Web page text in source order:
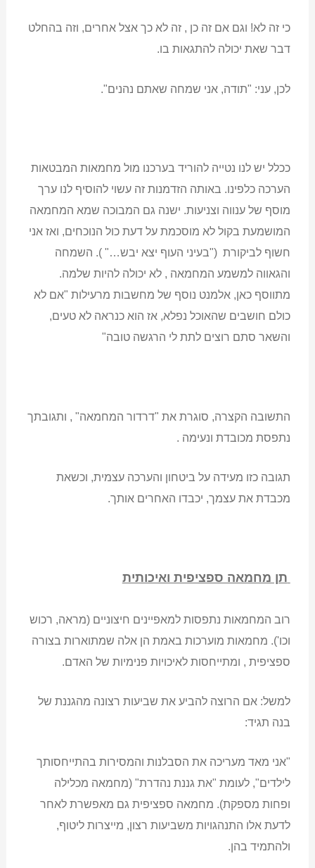
כי זה לא! וגם אם זה כן , זה לא כך אצל אחרים, וזה בהחלט
דבר שאת יכולה להתגאות בו.
לכן, עני: "תודה, אני שמחה שאתם נהנים".
ככלל יש לנו נטייה להוריד בערכנו מול מחמאות המבטאות
הערכה כלפינו. באותה הזדמנות זה עשוי להוסיף לנו ערך
מוסף של ענווה וצניעות. ישנה גם המבוכה שמא המחמאה
המושמעת בקול לא מוסכמת על דעת כול הנוכחים, ואז אני
חשוף לביקורת ("בעיני העוף יצא יבש…" ). השמחה
והגאווה למשמע המחמאה , לא יכולה להיות שלמה.
מתווסף כאן, אלמנט נוסף של מחשבות מרעילות "אם לא
כולם חושבים שהאוכל נפלא, אז הוא כנראה לא טעים,
והשאר סתם רוצים לתת לי הרגשה טובה"
התשובה הקצרה, סוגרת את "דרדור המחמאה" , ותגובתך
נתפסת מכובדת ונעימה .
תגובה כזו מעידה על ביטחון והערכה עצמית, וכשאת
מכבדת את עצמך, יכבדו האחרים אותך.
תן מחמאה ספציפית ואיכותית
רוב המחמאות נתפסות למאפיינים חיצוניים (מראה, רכוש
וכו'). מחמאות מוערכות באמת הן אלה שמתוארות בצורה
ספציפית , ומתייחסות לאיכויות פנימיות של האדם.
למשל: אם הרוצה להביע את שביעות רצונה מהגננת של
בנה תגיד:
"אני מאד מעריכה את הסבלנות והמסירות בהתייחסותך
לילדים", לעומת "את גננת נהדרת" (מחמאה מכלילה
ופחות מספקת). מחמאה ספציפית גם מאפשרת לאחר
לדעת אלו התנהגויות משביעות רצון, מייצרות ליטוף,
ולהתמיד בהן.